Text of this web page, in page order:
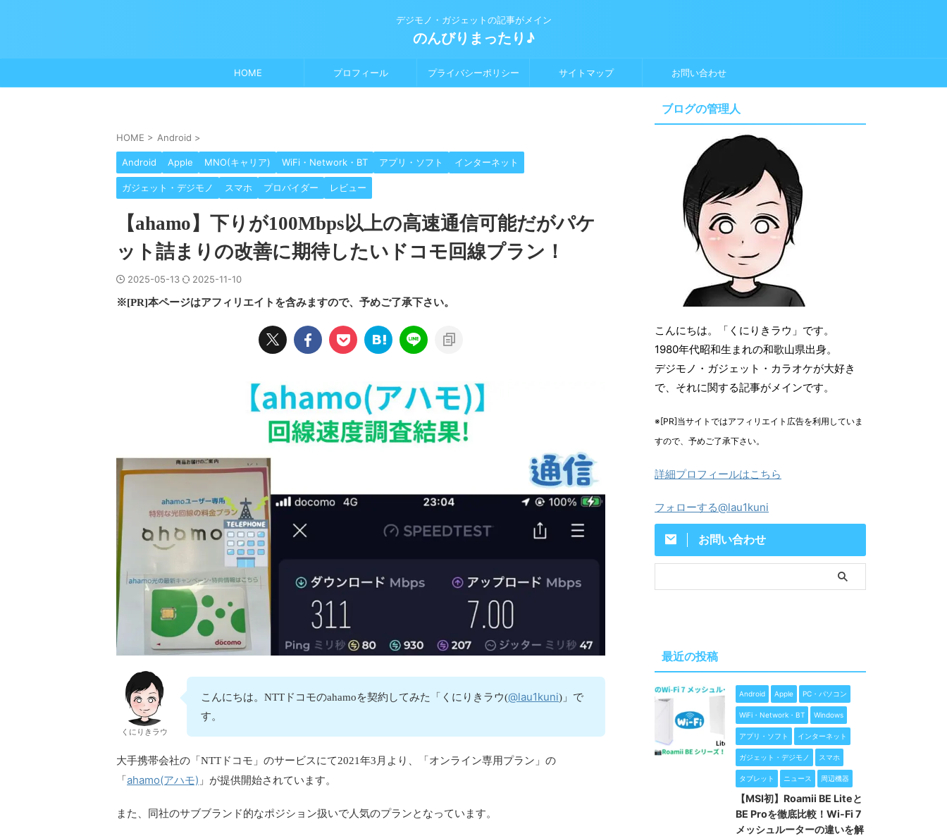
デジモノ・ガジェットの記事がメイン
のんびりまったり♪
HOME プロフィール プライバシーポリシー サイトマップ お問い合わせ
HOME > Android >
Android Apple MNO(キャリア) WiFi・Network・BT アプリ・ソフト インターネット
ガジェット・デジモノ スマホ プロバイダー レビュー
【ahamo】下りが100Mbps以上の高速通信可能だがパケ
ット詰まりの改善に期待したいドコモ回線プラン！
2025-05-13 2025-11-10
※[PR]本ページはアフィリエイトを含みますので、予めご了承下さい。
くにりきラウ
こんにちは。NTTドコモのahamoを契約してみた「くにりきラウ(@lau1kuni)」で
す。
大手携帯会社の「NTTドコモ」のサービスにて2021年3月より、「オンライン専用プラン」の
「 ahamo(アハモ) 」が提供開始されています。
また、同社のサブブランド的なポジション扱いで人気のプランとなっています。
ブログの管理人
こんにちは。「くにりきラウ」です。
1980年代昭和生まれの和歌山県出身。
デジモノ・ガジェット・カラオケが大好き
で、それに関する記事がメインです。
※[PR]当サイトではアフィリエイト広告を利用していま
すので、予めご了承下さい。
詳細プロフィールはこちら
フォローする@lau1kuni
お問い合わせ
最近の投稿
Android Apple PC・パソコン
WiFi・Network・BT Windows
アプリ・ソフト インターネット
ガジェット・デジモノ スマホ
タブレット ニュース 周辺機器
【MSI初】Roamii BE Liteと
BE Proを徹底比較！Wi-Fi 7
メッシュルーターの違いを解